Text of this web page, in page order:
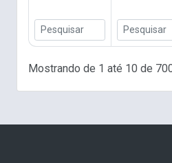
Mostrando de 1 até 10 de